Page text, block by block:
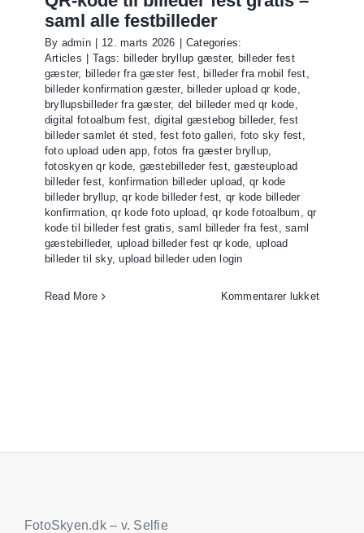
saml alle festbilleder
By admin 12. marts 2026
Categories:
Articles
Tags: billeder bryllup gæster, billeder fest
gæster, billeder fra gæster fest, billeder fra mobil fest,
billeder konfirmation gæster, billeder upload qr kode,
bryllupsbilleder fra gæster, del billeder med qr kode,
digital fotoalbum fest, digital gæstebog billeder,fest
billeder samlet ét sted , fest foto galleri, foto sky fest,
foto upload uden app,fotos fra gæster bryllup,
fotoskyen qr kode, gæstebilleder fest,gæsteupload
billeder fest, konfirmation billeder upload, qr kode
billeder bryllup,qr kode billeder fest, qr kode billeder
konfirmation,qr kode foto upload,qr kode fotoalbum , qr
kode til billeder fest gratis,saml billeder fra fest,saml
gæstebilleder, upload billeder fest qr kode, upload
billeder til sky,upload billeder uden login
Read More Kommentarer lukkettil
FotoSkyen.dk – v. Selfie